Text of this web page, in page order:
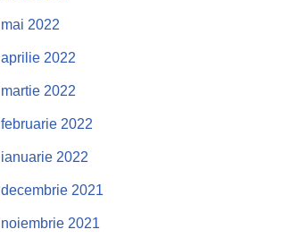
mai 2022
aprilie 2022
martie 2022
februarie 2022
ianuarie 2022
decembrie 2021
noiembrie 2021